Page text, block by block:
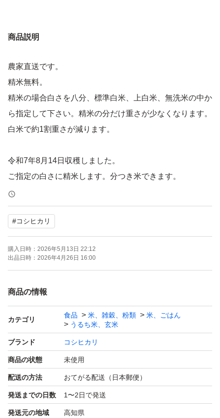
商品説明
農家直送です。
精米無料。
精米の場合白さを八分、標準白米、上白米、無洗米の中か
ら指定して下さい。精米の分だけ重さが少なくなります。
白米で約1割重さが減ります。
令和7年8月14日収穫しました。
ご指定の白さに精米します。分つき米できます。
代々受け継いできた農地で米作りをしている農家です。
生産したものを喫茶店や個人のお客様に精米して配達した
り、お米屋さんに卸したりしています。
おいしいというお言葉を頂いています。
収穫したお米は玄米の状態で12℃に設定してある低温貯
蔵庫に保管してます。
コシヒカリ 100パーセント
安全、安心なお米です。ご賞味ください。
減農薬の為、虫食いで黒くなったお米が入っている事があ
りますが、問題なく美味しく食べていただけます。気にな
る方はご遠慮下さい。
発送する日に精米するので一番美味しい状態で発送致しま
#コシヒカリ
購入日時： 2026年5月13日 22:12
出品日時： 2026年4月26日 16:00
商品の情報
カテゴリ
食品 米、雑穀、粉類
米、ごはん
うるち米、玄米
ブランド コシヒカリ
商品の状態 未使用
配送の方法 おてがる配送（日本郵便）
発送までの日数 1〜2日で発送
発送元の地域 高知県